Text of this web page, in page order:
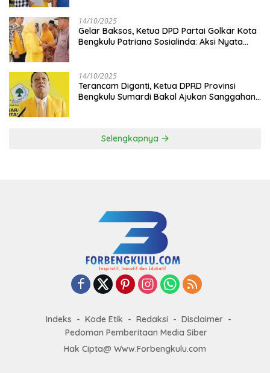
14/10/2025
‎Gelar Baksos, Ketua DPD Partai Golkar Kota
Bengkulu Patriana Sosialinda: Aksi Nyata
14/10/2025
Terancam Diganti, Ketua DPRD Provinsi
Bengkulu Sumardi Bakal Ajukan Sanggahan
Selengkapnya
Indeks Kode Etik Redaksi
Disclaimer
Pedoman Pemberitaan Media Siber
Hak Cipta@ Www.Forbengkulu.com